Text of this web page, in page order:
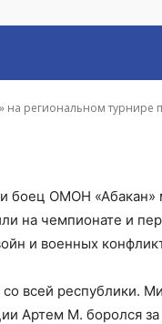
на региональном турнире
боец ОМОН
на чемпионате и
и военных
всей республики.
Артем М. боролся